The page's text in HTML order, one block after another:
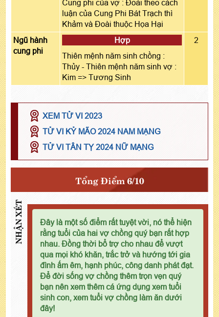
Cung phi của vợ : Đoài theo cách
luận của Cung Phi Bát Trạch thì
Khảm và Đoài thuộc Họa Hại
Ngũ hành
cung phi
Hợp
Thiên mệnh năm sinh chồng :
Thủy - Thiên mệnh năm sinh vợ :
Kim => Tương Sinh
2
XEM TỬ VI 2023
TỬ VI KỶ MÃO 2024 NAM MẠNG
TỬ VI TÂN TỴ 2024 NỮ MẠNG
Tổng Điểm 6/10
NHẬN XÉT
Đây là một số điểm rất tuyệt vời, nó thể hiện
rằng tuổi của hai vợ chồng quý bạn rất hợp
nhau. Đồng thời bổ trợ cho nhau để vượt
qua mọi khó khăn, trắc trở và hướng tới gia
đình ấm êm, hạnh phúc, công danh phát đạt.
Để đời sống vợ chồng thêm trọn vẹn quý
bạn nên xem thêm cá ứng dụng xem tuổi
sinh con, xem tuổi vợ chồng làm ăn dưới
đây!